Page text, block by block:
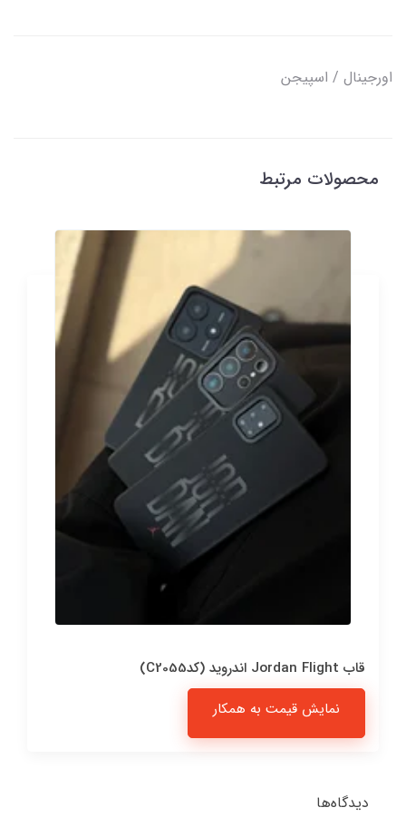
اورجینال / اسپیجن
محصولات مرتبط
قاب Jordan Flight اندروید (کدC2055)
نمایش قیمت به همکار
دیدگاه‌ها